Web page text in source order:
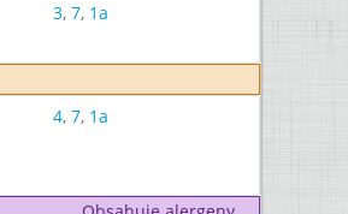
3, 7, 1a
4, 7, 1a